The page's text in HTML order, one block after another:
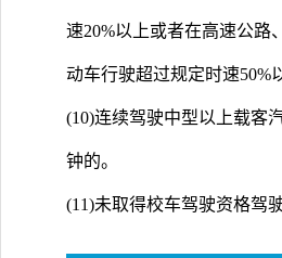
速20%以上或者在高速公路
动车行驶超过规定时速50%
(10)连续驾驶中型以上载客
钟的。
(11)未取得校车驾驶资格驾